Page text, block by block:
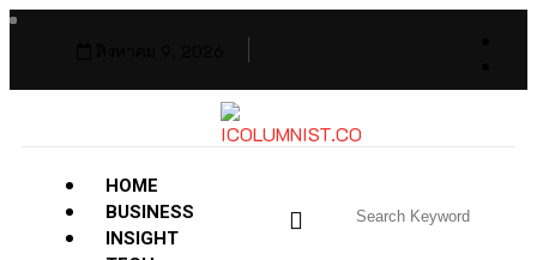
HOME
BUSINESS
INSIGHT